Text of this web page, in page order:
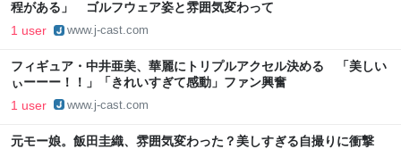
程がある」 ゴルフウェア姿と雰囲気変わって
1 user www.j-cast.com
フィギュア・中井亜美、華麗にトリプルアクセル決める 「美しい
ぃーーー！！」「きれいすぎて感動」ファン興奮
1 user www.j-cast.com
元モー娘。飯田圭織、雰囲気変わった？美しすぎる自撮りに衝撃